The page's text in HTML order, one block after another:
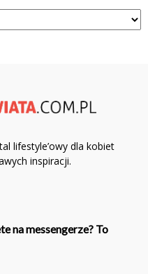
lifestyle’owy dla kobiet
inspiracji.
na messengerze? To